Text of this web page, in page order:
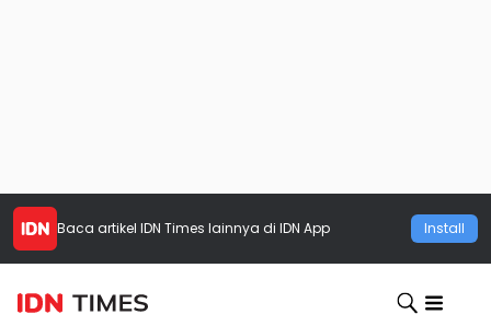
Baca artikel IDN Times lainnya di IDN App Install